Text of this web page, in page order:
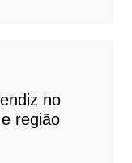
no
região